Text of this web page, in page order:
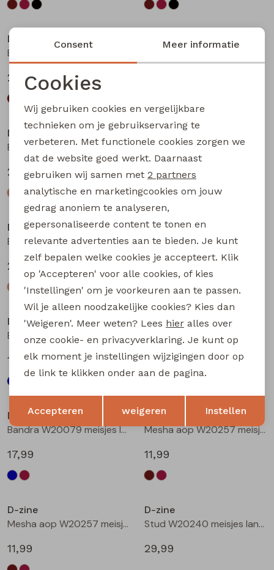
D-zine
24,99
D-zine
D-zine
Babse W20238 meisjes sweatshirt Kit
24,99
D-zine
24,99
D-zine
Babse W20238 meisjes sweatshirt Cyclaam
24,99
D-zine
19,99
D-zine
Bailee W20080 meisjes sweatshirt Wijnrood
19,99
D-zine
17,99
D-zine
Bandra W20079 meisjes lange broek Wijnrood
17,99
D-zine
Mesha aop W20257 meisjes t-shirts lange mouw Bruin donker
11,99
D-zine
Mesha aop W20257 meisjes t-shirts lange mouw Wijnrood
11,99
D-zine
Stud W20240 meisjes lange broek Denim grey
29,99
Noodzakelijke cookies
Analytische cookies
Marketing cookies
Terug Opslaan
Consent Meer informatie
Cookies
Wij gebruiken cookies en vergelijkbare
technieken om je gebruikservaring te
verbeteren. Met functionele cookies zorgen we
dat de website goed werkt. Daarnaast
gebruiken wij samen met 2 partners
analytische en marketingcookies om jouw
gedrag anoniem te analyseren,
gepersonaliseerde content te tonen en
relevante advertenties aan te bieden. Je kunt
zelf bepalen welke cookies je accepteert. Klik
op 'Accepteren' voor alle cookies, of kies
'Instellingen' om je voorkeuren aan te passen.
Wil je alleen noodzakelijke cookies? Kies dan
'Weigeren'. Meer weten? Lees hier alles over
onze cookie- en privacyverklaring. Je kunt op
elk moment je instellingen wijzigingen door op
de link te klikken onder aan de pagina.
Accepteren weigeren Instellen